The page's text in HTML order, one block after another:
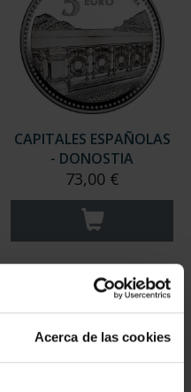
Acerca de las cookies
CAPITALES ESPAÑOLAS
- DONOSTIA
73,00 €